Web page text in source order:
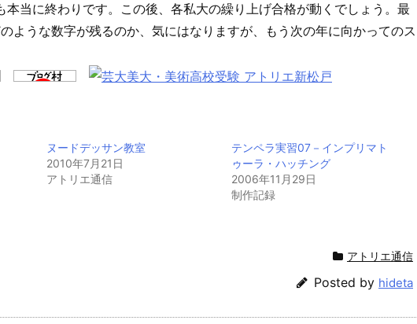
当に終わりです。この後、各私大の繰り上げ合格が動くでしょう。最
ような数字が残るのか、気にはなりますが、もう次の年に向かってのス
ヌードデッサン教室
2010年7月21日
アトリエ通信
テンペラ実習07－インプリマト
ゥーラ・ハッチング
2006年11月29日
制作記録
アトリエ通信
Posted by hideta